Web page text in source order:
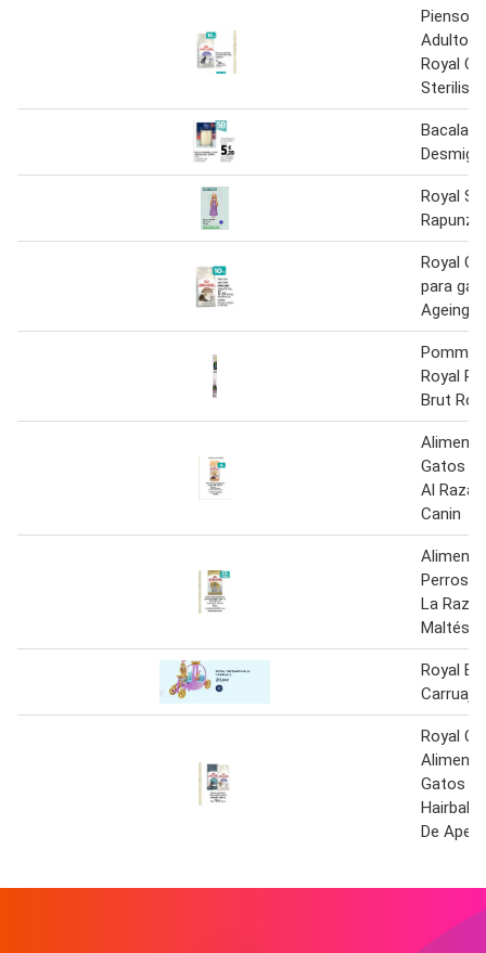
Pienso
Adulto
Royal
Bacalao
Royal
Rapunzel
Royal
para
Ageing
Royal
Brut
Gatos
Al Raza
Canin
Perros
La Raza
Maltés
Royal
Carruaje
Royal
Gatos
Hairball
De